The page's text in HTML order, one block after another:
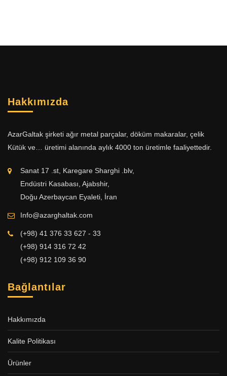
Hakkımızda
AzarGaltak şirketi ağır metal parçalar, döküm makaralar, çelik
Kütük ve… üretimi alanında aylık 4000 ton üretimle faaliyettedir.
Sanat 17 .st, Karegare Sharghi .blv,
Endüstri Kasabası, Ajabshir,
Doğu Azerbaycan Eyaleti, İran
Info@azarghaltak.com
(+98) 41 376 33 627 - 33
(+98) 914 316 72 42
(+98) 912 109 36 90
Bağlantılar
Hakkımızda
Kalite Politikası
Ürünler